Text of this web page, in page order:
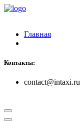
Главная
Контакты:
contact@intaxi.ru